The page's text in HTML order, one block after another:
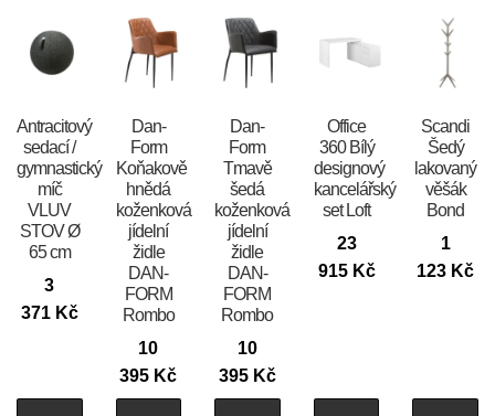
Antracitový
sedací /
gymnastický
míč
VLUV
STOV Ø
65 cm
3
371 Kč
​​​​​Dan-
Form
Koňakově
hnědá
koženková
jídelní
židle
DAN-
FORM
Rombo
10
395 Kč
​​​​​Dan-
Form
Tmavě
šedá
koženková
jídelní
židle
DAN-
FORM
Rombo
10
395 Kč
Office
360 Bílý
designový
kancelářský
set Loft
23
915 Kč
Scandi
Šedý
lakovaný
věšák
Bond
1
123 Kč